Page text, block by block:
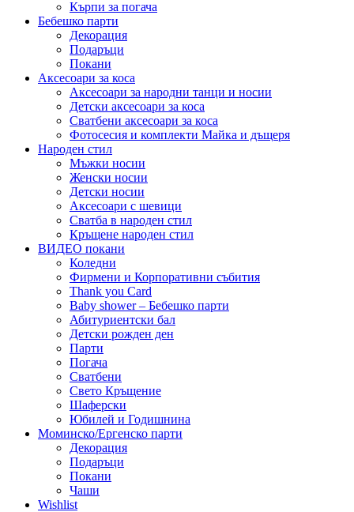
Кърпи за погача
Бебешко парти
Декорация
Подаръци
Покани
Аксесоари за коса
Аксесоари за народни танци и носии
Детски аксесоари за коса
Сватбени аксесоари за коса
Фотосесия и комплекти Майка и дъщеря
Народен стил
Мъжки носии
Женски носии
Детски носии
Аксесоари с шевици
Сватба в народен стил
Кръщене народен стил
ВИДЕО покани
Коледни
Фирмени и Корпоративни събития
Thank you Card
Baby shower – Бебешко парти
Абитуриентски бал
Детски рожден ден
Парти
Погача
Сватбени
Свето Кръщение
Шаферски
Юбилей и Годишнина
Моминско/Ергенско парти
Декорация
Подаръци
Покани
Чаши
Wishlist